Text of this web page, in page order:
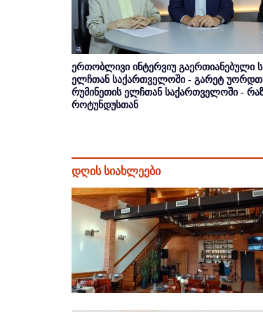
ერთობლივი ინტერვიუ გაერთიანებული
ელჩთან საქართველოში - გარეტ
რუმინეთის ელჩთან საქართველოში -
როტუნდუსთან
დღის სიახლეები